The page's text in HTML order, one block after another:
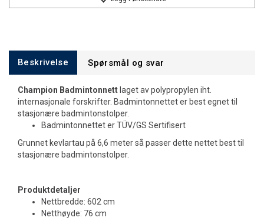
Beskrivelse Spørsmål og svar
Champion Badmintonnett laget av polypropylen iht.
internasjonale forskrifter. Badmintonnettet er best egnet til
stasjonære badmintonstolper.
Badmintonnettet er TÜV/GS Sertifisert
Grunnet kevlartau på 6,6 meter så passer dette nettet best til
stasjonære badmintonstolper.
Produktdetaljer
Nettbredde: 602 cm
Netthøyde: 76 cm